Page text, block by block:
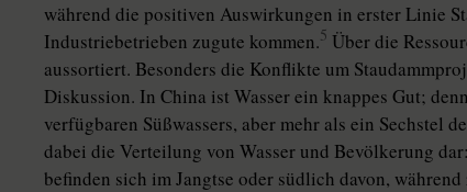
während die positiven Auswirkungen in erster Linie
Industriebetrieben zugute kommen.5 Über die
aussortiert. Besonders die Konflikte um
Diskussion. In China ist Wasser ein knappes Gut;
verfügbaren Süßwassers, aber mehr als ein Sechstel
dabei die Verteilung von Wasser und Bevölkerung
befinden sich im Jangtse oder südlich davon,